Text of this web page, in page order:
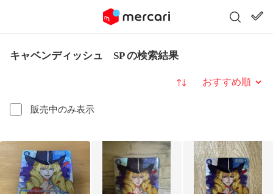
キャベンディッシュ SP の検索結果
販売中のみ表示
並び替え